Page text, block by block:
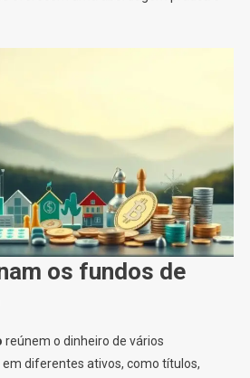
os fundos de
reúnem o dinheiro de vários
diferentes ativos, como títulos,